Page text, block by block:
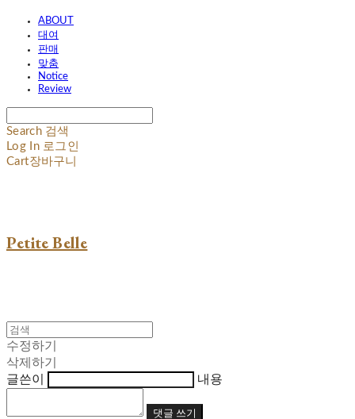
ABOUT
대여
판매
맞춤
Notice
Review
Search 검색
Log In 로그인
Cart장바구니
Petite Belle
수정하기
삭제하기
글쓴이
내용
댓글 쓰기